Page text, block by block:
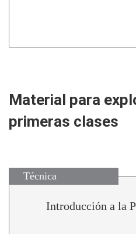
Material para
primeras clases
Técnica
Introducción a la